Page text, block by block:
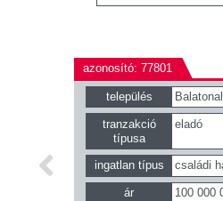
azonosító: 77801
település
tranzakció
típusa
eladó
ingatlan típus családi
ár 100 000